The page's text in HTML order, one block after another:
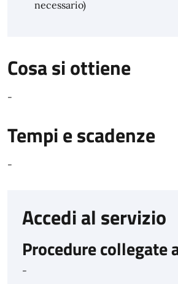
necessario)
Cosa si ottiene
-
Tempi e scadenze
-
Accedi al servizio
Procedure collegate
-